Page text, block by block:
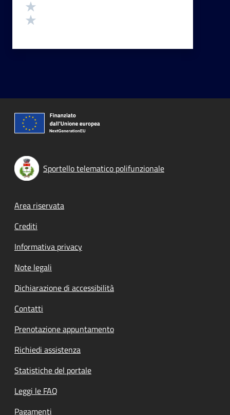
Sportello telematico polifunzionale
Footer menu
Area riservata
Crediti
Informativa privacy
Note legali
Dichiarazione di accessibilità
Contatti
Prenotazione appuntamento
Richiedi assistenza
Statistiche del portale
Leggi le FAQ
Pagamenti